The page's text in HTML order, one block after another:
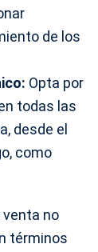
de los
Opta por
todas las
desde el
como
no
términos